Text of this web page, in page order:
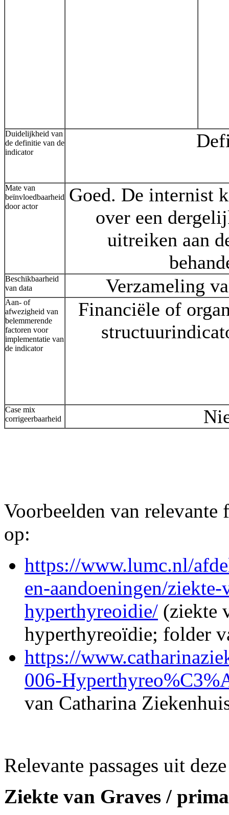
Duidelijkheid van
de definitie van de
indicator
Mate van
beïnvloedbaarheid
door actor
Goed. De internist
over een
uitreiken aan
Beschikbaarheid
van data
Verzameling
Aan- of
afwezigheid van
belemmerende
factoren voor
implementatie van
de indicator
Financiële of
Case mix
corrigeerbaarheid
Voorbeelden van
op:
https://www.lumc.nl/
en-aandoeningen/
hyperthyreoidie/ (ziekte
hyperthyreoïdie; folder
https://
006-
van Catharina
Relevante passages uit
Ziekte van Graves /